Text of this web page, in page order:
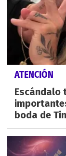
ATENCIÓN
Escándalo
boda de